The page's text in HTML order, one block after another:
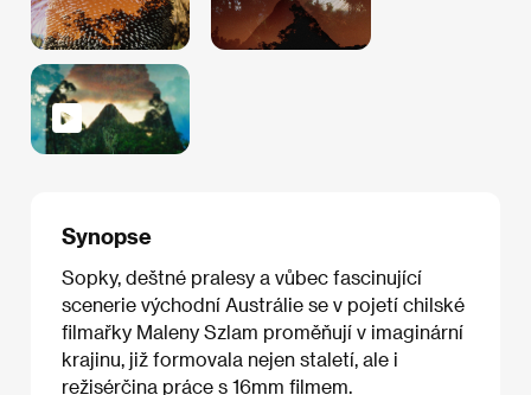
Synopse
Sopky, deštné pralesy a vůbec fascinující
scenerie východní Austrálie se v pojetí chilské
filmařky Maleny Szlam proměňují v imaginární
krajinu, již formovala nejen staletí, ale i
režisérčina práce s 16mm filmem.